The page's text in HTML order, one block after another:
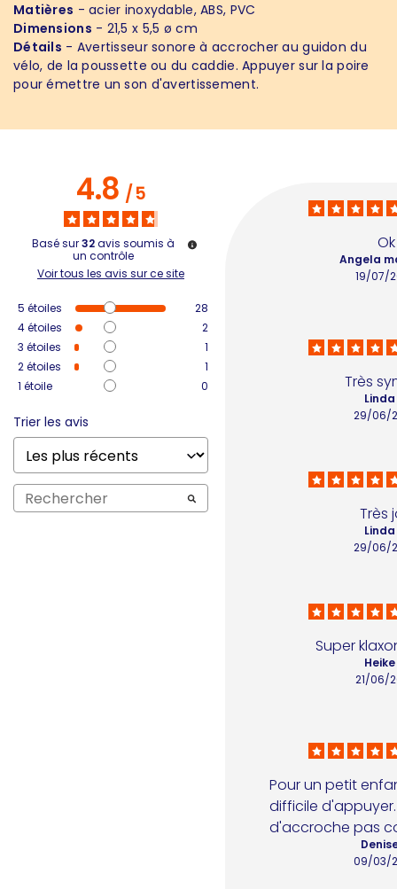
Matières - acier inoxydable, ABS, PVC
Dimensions - 21,5 x 5,5 ø cm
Détails - Avertisseur sonore à accrocher au guidon du
vélo, de la poussette ou du caddie. Appuyer sur la poire
pour émettre un son d'avertissement.
4.8/5
Basé sur32 avis soumis à
un contrôle
Voir tous les avis sur ce site
5 étoiles
28
4étoiles
2
3 étoiles
1
2étoiles
1
1 étoile 0
Trier les avis
Ok
19/07/
Angela
Très
29/06/
Linda
Très
29/06/
Linda
Super
21/06/
Heike
Pour un petit
difficile
d'accroche pas
09/03/